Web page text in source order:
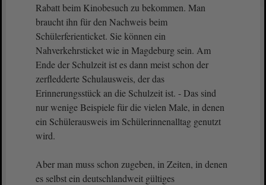
Rabatt beim Kinobesuch zu bekommen. Man
braucht ihn für den Nachweis beim
Schülerferienticket. Sie können ein
Nahverkehrsticket wie in Magdeburg sein. Am
Ende der Schulzeit ist es dann meist schon der
zerfledderte Schulausweis, der das
Erinnerungsstück an die Schulzeit ist. - Das sind
nur wenige Beispiele für die vielen Male, in denen
ein Schülerausweis im Schülerinnenalltag genutzt
wird.
Aber man muss schon zugeben, in Zeiten, in denen
es selbst ein deutschlandweit gültiges